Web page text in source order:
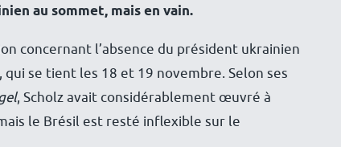
au sommet, mais en vain.
concernant l’absence du président ukrainien
se tient les 18 et 19 novembre. Selon ses
, Scholz avait considérablement œuvré à
le Brésil est resté inflexible sur le